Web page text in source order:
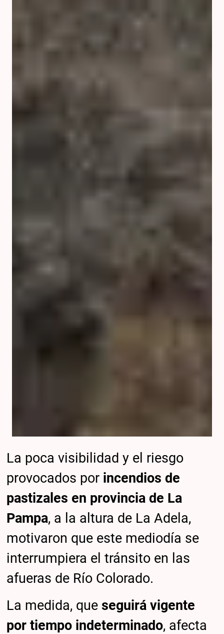
La poca visibilidad y el riesgo
provocados por incendios de
pastizales en provincia de La
Pampa, a la altura de La Adela,
motivaron que este mediodía se
interrumpiera el tránsito en las
afueras de Río Colorado.
La medida, queseguirá vigente
por tiempo indeterminado, afecta